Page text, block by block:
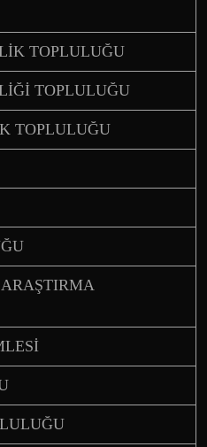
TOPLULUĞU
TOPLULUĞU
TOPLULUĞU